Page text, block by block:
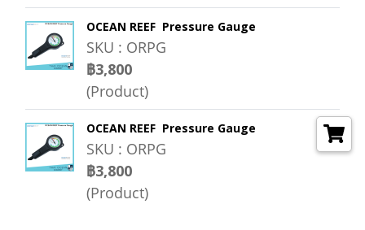
OCEAN REEF Pressure Gauge
SKU : ORPG
฿3,800
(Product)
OCEAN REEF Pressure Gauge
SKU : ORPG
฿3,800
(Product)